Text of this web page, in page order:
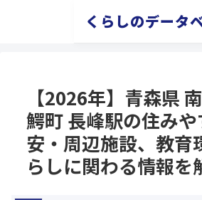
くらしのデータ
【2026年】青森県
鰐町 長峰駅の住み
安・周辺施設、教育
らしに関わる情報を